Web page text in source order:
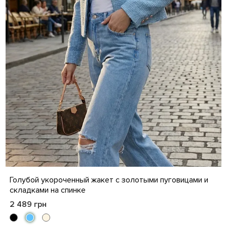
S M L XL
Голубой укороченный жакет с золотыми пуговицами и
складками на спинке
2 489 грн